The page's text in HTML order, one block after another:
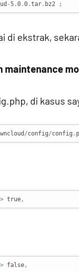
-5.0.0.tar. bz2 ;
di ekstrak,
maintenance
di kasus
/config/config .
true,
false,